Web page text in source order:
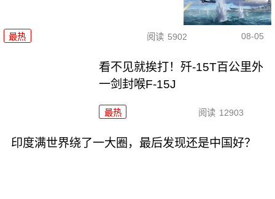
最热 阅读 5902 08-05
看不见就挨打！歼-15T百公里外
一剑封喉F-15J
最热 阅读 12903
印度满世界绕了一大圈，最后发现还是中国好？